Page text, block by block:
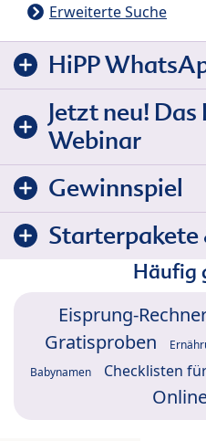
Erweiterte Suche
HiPP
Jetzt neu!
Webinar
Gewinnspiel
Starterpakete
Häufig
Eisprung-
Gratisproben
Babynamen Checklisten